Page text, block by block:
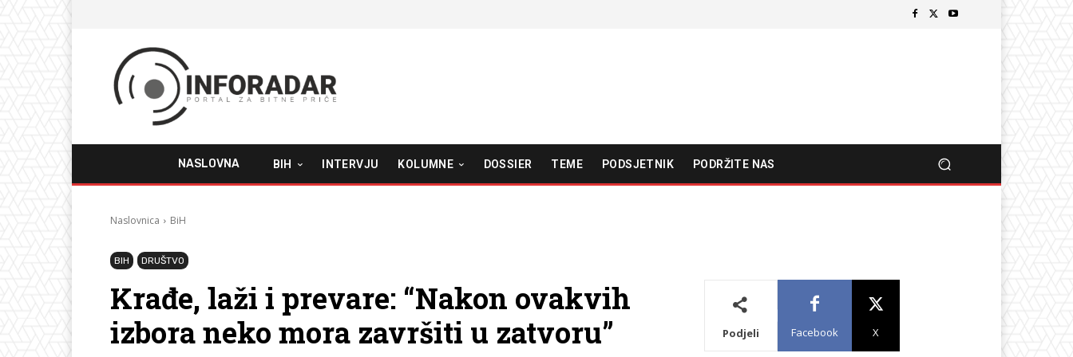
NASLOVNA BIH INTERVJU KOLUMNE DOSSIER TEME PODSJETNIK PODRŽITE NAS
Naslovnica BiH
BIH DRUŠTVO
Krađe, laži i prevare: “Nakon ovakvih
izbora neko mora završiti u zatvoru”
Podjeli Facebook X